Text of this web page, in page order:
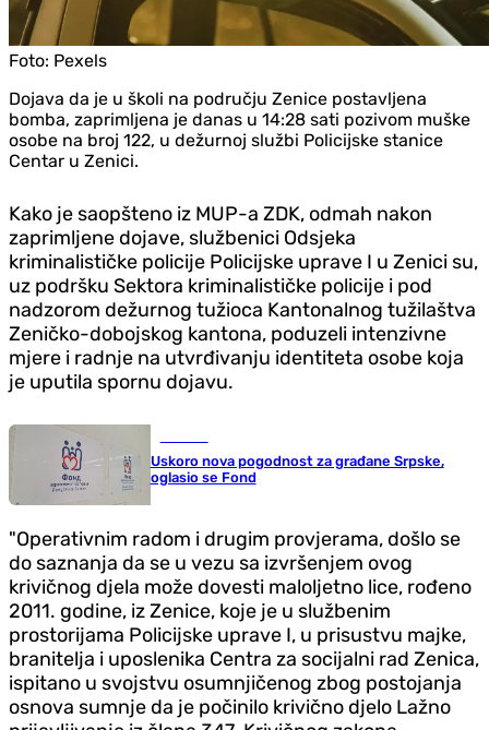
Foto: Pexels
Dojava da je u školi na području Zenice postavljena
bomba, zaprimljena je danas u 14:28 sati pozivom muške
osobe na broj 122, u dežurnoj službi Policijske stanice
Centar u Zenici.
Kako je saopšteno iz MUP-a ZDK, odmah nakon
zaprimljene dojave, službenici Odsjeka
kriminalističke policije Policijske uprave I u Zenici su,
uz podršku Sektora kriminalističke policije i pod
nadzorom dežurnog tužioca Kantonalnog tužilaštva
Zeničko-dobojskog kantona, poduzeli intenzivne
mjere i radnje na utvrđivanju identiteta osobe koja
je uputila spornu dojavu.
Uskoro nova pogodnost za građane Srpske,
oglasio se Fond
"Operativnim radom i drugim provjerama, došlo se
do saznanja da se u vezu sa izvršenjem ovog
krivičnog djela može dovesti maloljetno lice, rođeno
2011. godine, iz Zenice, koje je u službenim
prostorijama Policijske uprave I, u prisustvu majke,
branitelja i uposlenika Centra za socijalni rad Zenica,
ispitano u svojstvu osumnjičenog zbog postojanja
osnova sumnje da je počinilo krivično djelo Lažno